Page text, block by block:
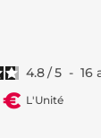
4.8/5 - 16
€ L'Unité